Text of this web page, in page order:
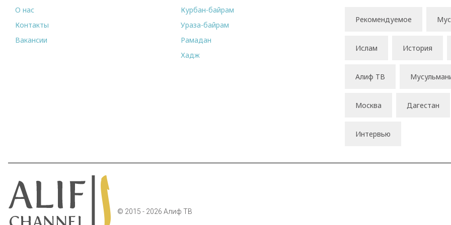
О нас
Контакты
Вакансии
Курбан-байрам
Ураза-байрам
Рамадан
Хадж
Рекомендуемое
Ислам История
Алиф ТВ
Москва Дагестан
Интервью
© 2015 - 2026 Алиф ТВ